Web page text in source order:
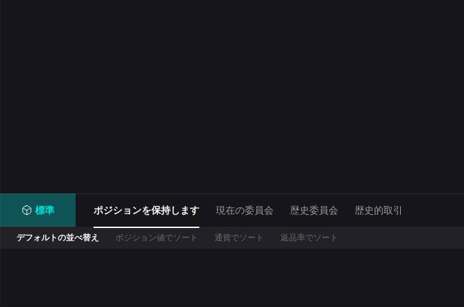
標準 ポジションを保持します 現在の委員会 歴史委員会 歴史的取引
デフォルトの並べ替え ポジション値でソート 通貨でソート 返品率でソート